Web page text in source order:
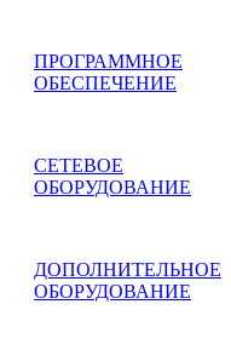
ПРОГРАММНОЕ
ОБЕСПЕЧЕНИЕ
СЕТЕВОЕ
ОБОРУДОВАНИЕ
ДОПОЛНИТЕЛЬНОЕ
ОБОРУДОВАНИЕ